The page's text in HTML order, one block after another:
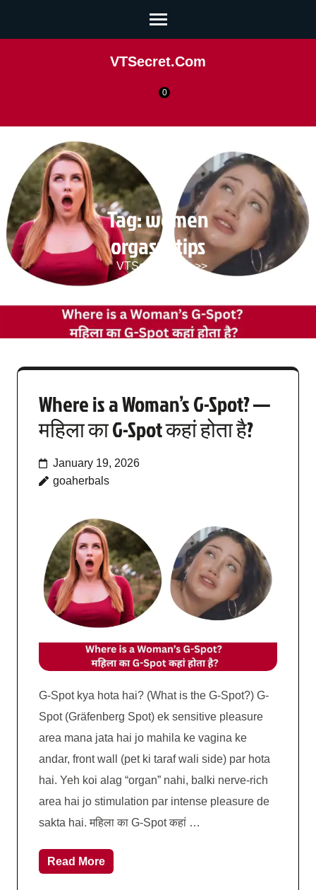
VTSecret.com
0
Tag:women
orgasm tips
VTSecret.com >>
Where is a Woman’s G-Spot? —
महिला का G-Spot कहां होता है?
January 19, 2026
goaherbals
G-Spot kya hota hai? (What is the G-Spot?) G-
Spot (Gräfenberg Spot) ek sensitive pleasure
area mana jata hai jo mahila ke vagina ke
andar, front wall (pet ki taraf wali side) par hota
hai. Yeh koi alag “organ” nahi, balki nerve-rich
area hai jo stimulation par intense pleasure de
sakta hai. महिला का G-Spot कहां …
Read More